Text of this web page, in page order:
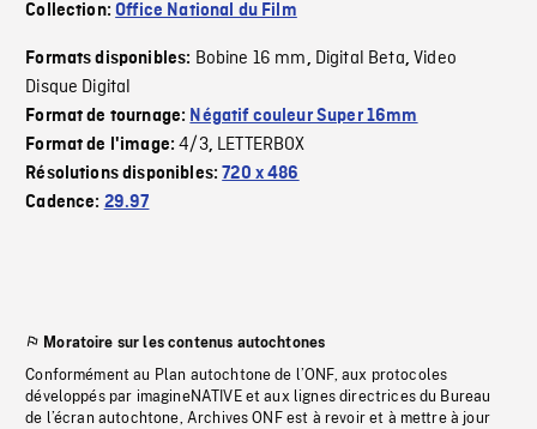
Collection:Office National du Film
Formats disponibles: Bobine 16 mm, Digital Beta,Video
Disque Digital
Format de tournage: Négatif couleur Super 16mm
Format de l'image:4/3, LETTERBOX
Résolutions disponibles:720 x 486
Cadence: 29.97
Moratoire sur les contenus autochtones
Conformément au Plan autochtone de l’ONF, aux protocoles
développés par imagineNATIVE et aux lignes directrices du Bureau
de l’écran autochtone, Archives ONF est à revoir et à mettre à jour